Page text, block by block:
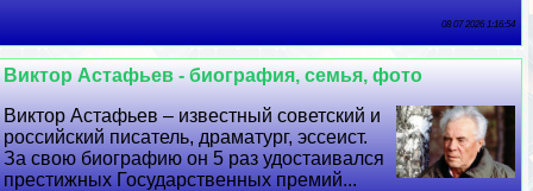
08 07 2026 1:16:54
Виктор Астафьев - биография, семья, фото
Виктор Астафьев – известный советский и
российский писатель, драматург, эссеист.
За свою биографию он 5 раз удостаивался
престижных Государственных премий...